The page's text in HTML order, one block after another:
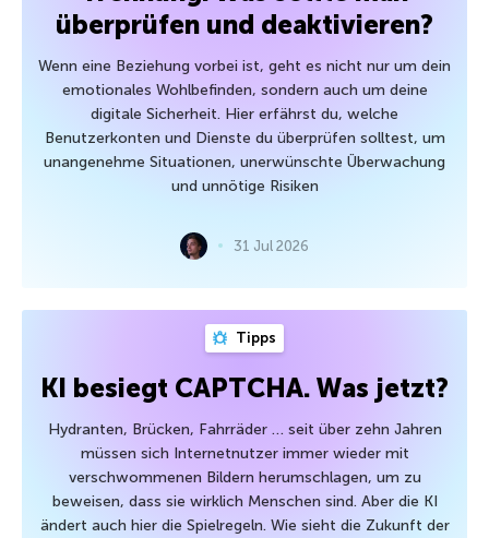
überprüfen und deaktivieren?
Wenn eine Beziehung vorbei ist, geht es nicht nur um dein
emotionales Wohlbefinden, sondern auch um deine
digitale Sicherheit. Hier erfährst du, welche
Benutzerkonten und Dienste du überprüfen solltest, um
unangenehme Situationen, unerwünschte Überwachung
und unnötige Risiken
31 Jul 2026
Tipps
KI besiegt CAPTCHA. Was jetzt?
Hydranten, Brücken, Fahrräder … seit über zehn Jahren
müssen sich Internetnutzer immer wieder mit
verschwommenen Bildern herumschlagen, um zu
beweisen, dass sie wirklich Menschen sind. Aber die KI
ändert auch hier die Spielregeln. Wie sieht die Zukunft der